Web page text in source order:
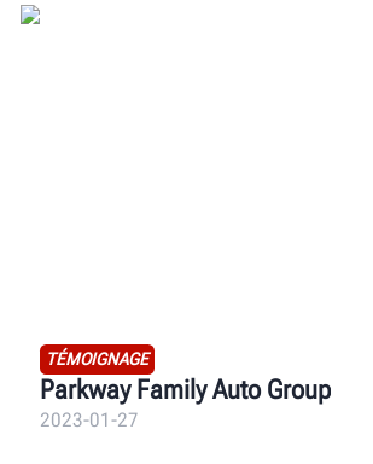
TÉMOIGNAGE
Parkway Family Auto Group
2023-01-27